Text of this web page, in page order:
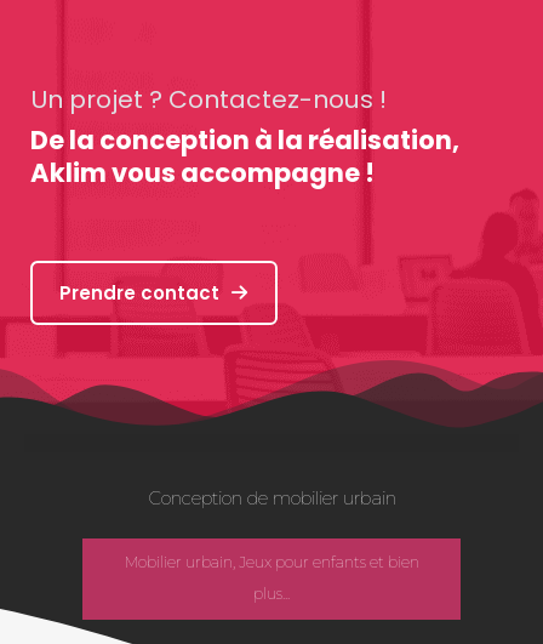
Un projet ? Contactez-nous !
De la conception à la réalisation,
Aklim vous accompagne !
Prendre contact
Conception de mobilier urbain
Mobilier urbain, Jeux pour enfants et bien
plus...